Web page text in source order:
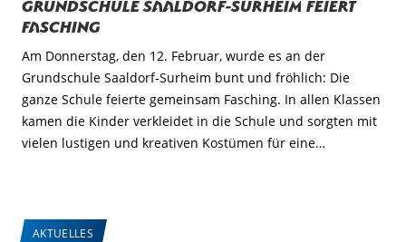
Grundschule Saaldorf-Surheim feiert
Fasching
Am Donnerstag, den 12. Februar, wurde es an der
Grundschule Saaldorf-Surheim bunt und fröhlich: Die
ganze Schule feierte gemeinsam Fasching. In allen Klassen
kamen die Kinder verkleidet in die Schule und sorgten mit
vielen lustigen und kreativen Kostümen für eine…
AKTUELLES